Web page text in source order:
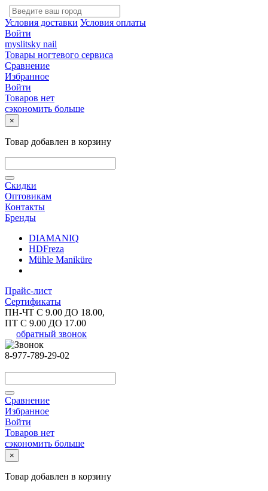
Условия доставки Условия оплаты
Войти
myslitsky nail
Товары ногтевого сервиса
Сравнение
Избранное
Войти
Товаров нет
сэкономить больше
×
Товар добавлен в корзину
Скидки
Оптовикам
Контакты
Бренды
DIAMANIQ
HDFreza
Mühle Maniküre
Прайс-лист
Сертификаты
ПН-ЧТ С 9.00 ДО 18.00,
ПТ С 9.00 ДО 17.00
обратный звонок
8-977-789-29-02
Сравнение
Избранное
Войти
Товаров нет
сэкономить больше
×
Товар добавлен в корзину